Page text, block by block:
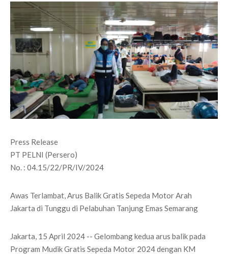
Press Release
PT PELNI (Persero)
No. : 04.15/22/PR/IV/2024
Awas Terlambat, Arus Balik Gratis Sepeda Motor Arah
Jakarta di Tunggu di Pelabuhan Tanjung Emas Semarang
Jakarta, 15 April 2024 -- Gelombang kedua arus balik pada
Program Mudik Gratis Sepeda Motor 2024 dengan KM